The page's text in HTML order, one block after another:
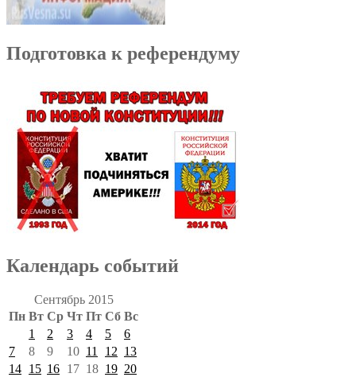
Подготовка к референдуму
Календарь событий
Сентябрь 2015
Пн Вт Ср Чт Пт Сб Вс
1 2 3 4 5
6
7
8 9 10 11 12 13
14 15 16 17 18 19 20